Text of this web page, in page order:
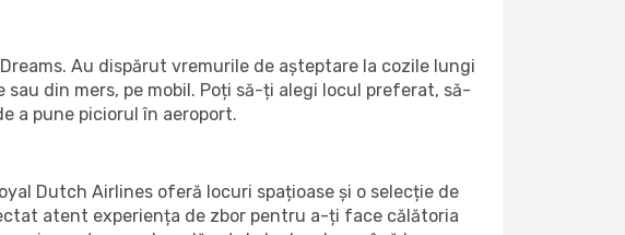
Au dispărut vremurile de așteptare la cozile lungi
din mers, pe mobil. Poți să-ți alegi locul preferat, să-
a pune piciorul în aeroport.
Dutch Airlines oferă locuri spațioase și o selecție de
atent experiența de zbor pentru a-ți face călătoria